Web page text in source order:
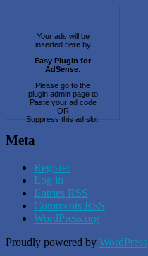
Your ads will be
inserted here by
Easy Plugin for
AdSense
Please go to the
plugin admin page to
Paste your ad code
OR
Suppress this ad slot.
Meta
Register
Log in
Entries RSS
Comments RSS
WordPress.org
Proudly powered by WordPress